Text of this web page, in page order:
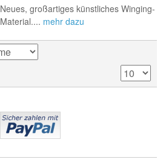
Neues, großartiges künstliches Winging-
Material.... mehr dazu